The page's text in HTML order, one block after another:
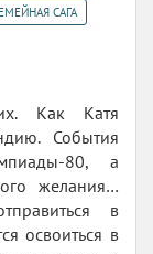
САГА
Как Катя
События
80, а
желания…
в
освоиться в